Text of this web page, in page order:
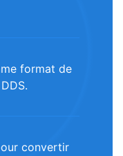
format de
convertir